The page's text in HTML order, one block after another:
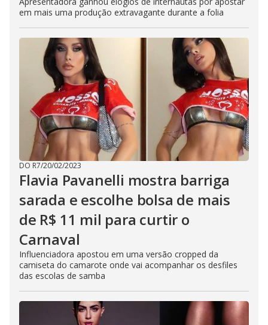
em mais uma produção extravagante durante a folia
DO R7/20/02/2023
Flavia Pavanelli mostra barriga
sarada e escolhe bolsa de mais
de R$ 11 mil para curtir o
Carnaval
Influenciadora apostou em uma versão cropped da
camiseta do camarote onde vai acompanhar os desfiles
das escolas de samba